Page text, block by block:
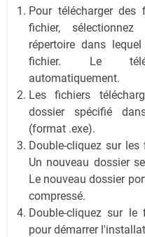
Pour télécharger
fichier,
répertoire dans
fichier. Le
automatiquement.
Les fichiers
dossier spécifié
(format .exe).
Double-cliquez sur les
Un nouveau dossier
Le nouveau dossier
compressé.
Double-cliquez sur le
pour démarrer